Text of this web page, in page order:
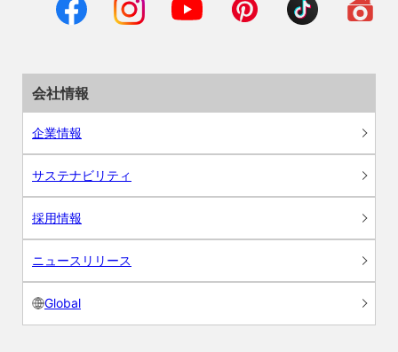
会社情報
企業情報
サステナビリティ
採用情報
ニュースリリース
Global